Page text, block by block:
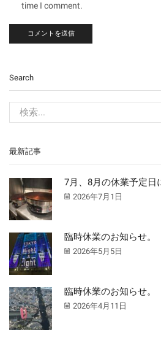
time I comment.
Search
最新記事
7月、8月の休業予定日
2026年7月1日
臨時休業のお知らせ。
2026年5月5日
臨時休業のお知らせ。
2026年4月11日